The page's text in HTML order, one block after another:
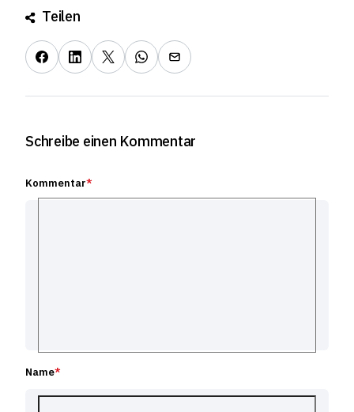
Teilen
Schreibe einen Kommentar
Kommentar*
Name*